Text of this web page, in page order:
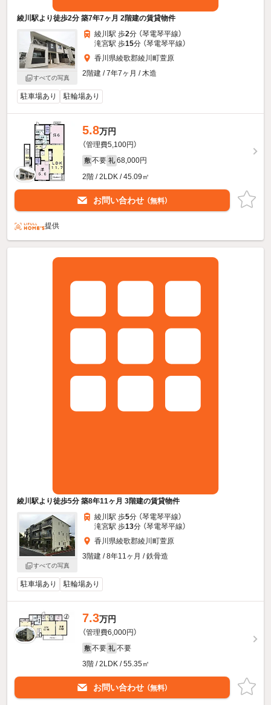
綾川駅より徒歩2分 築7年7ヶ月 2階建の賃貸物件
すべての写真
綾川駅 歩2分 （琴電琴平線）
滝宮駅 歩15分 （琴電琴平線）
香川県綾歌郡綾川町萱原
2階建 / 7年7ヶ月 / 木造
駐車場あり 駐輪場あり
5.8万円
（管理費5,100円）
敷 不要 礼 68,000円
2階 / 2LDK / 45.09㎡
お問い合わせ （無料）
提供
綾川駅より徒歩5分 築8年11ヶ月 3階建の賃貸物件
すべての写真
綾川駅 歩5分 （琴電琴平線）
滝宮駅 歩13分 （琴電琴平線）
香川県綾歌郡綾川町萱原
3階建 / 8年11ヶ月 / 鉄骨造
駐車場あり 駐輪場あり
7.3万円
（管理費6,000円）
敷 不要 礼 不要
3階 / 2LDK / 55.35㎡
お問い合わせ （無料）